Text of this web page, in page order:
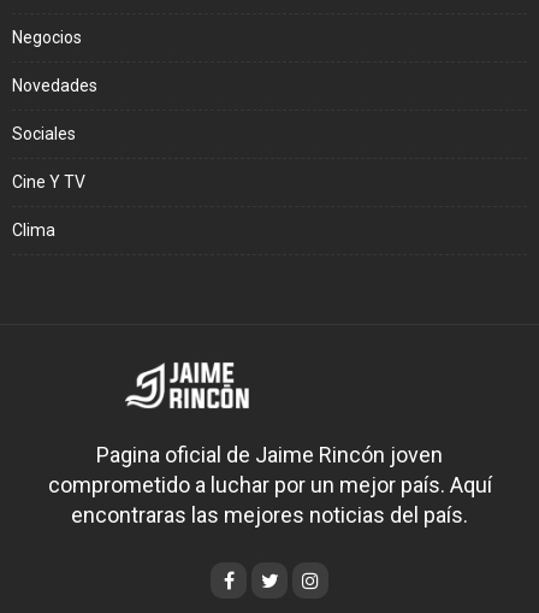
Negocios
Novedades
Sociales
Cine Y TV
Clima
Pagina oficial de Jaime Rincón joven
comprometido a luchar por un mejor país. Aquí
encontraras las mejores noticias del país.